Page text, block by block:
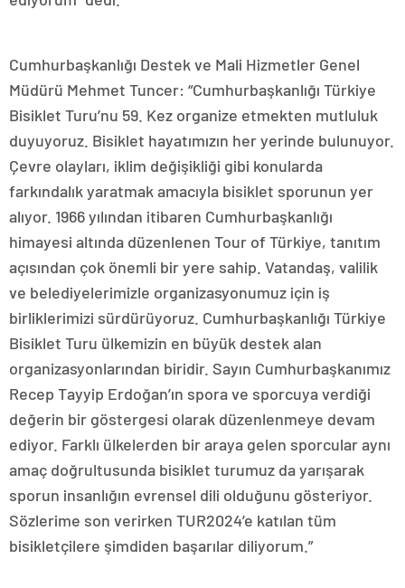
Cumhurbaşkanlığı Destek ve Mali Hizmetler Genel
Müdürü Mehmet Tuncer: “Cumhurbaşkanlığı Türkiye
Bisiklet Turu’nu 59. Kez organize etmekten mutluluk
duyuyoruz. Bisiklet hayatımızın her yerinde bulunuyor.
Çevre olayları, iklim değişikliği gibi konularda
farkındalık yaratmak amacıyla bisiklet sporunun yer
alıyor. 1966 yılından itibaren Cumhurbaşkanlığı
himayesi altında düzenlenen Tour of Türkiye, tanıtım
açısından çok önemli bir yere sahip. Vatandaş, valilik
ve belediyelerimizle organizasyonumuz için iş
birliklerimizi sürdürüyoruz. Cumhurbaşkanlığı Türkiye
Bisiklet Turu ülkemizin en büyük destek alan
organizasyonlarından biridir. Sayın Cumhurbaşkanımız
Recep Tayyip Erdoğan’ın spora ve sporcuya verdiği
değerin bir göstergesi olarak düzenlenmeye devam
ediyor. Farklı ülkelerden bir araya gelen sporcular aynı
amaç doğrultusunda bisiklet turumuz da yarışarak
sporun insanlığın evrensel dili olduğunu gösteriyor.
Sözlerime son verirken TUR2024’e katılan tüm
bisikletçilere şimdiden başarılar diliyorum.”